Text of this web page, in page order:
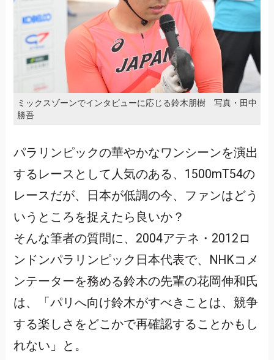
ミックスゾーンでインタビューに応じる鈴木朋樹 写真・田中
勝吾
パラリンピックの華やかなワンシーンを演出
するレースとして人気のある、1500mT54の
レースだが、日本が低調の今、ファンはどう
いうところを捉えたら良いか？
そんな筆者の質問に、2004アテネ・2012ロ
ンドンパラリンピック日本代表で、NHKコメ
ンテーターを務める鈴木の先輩の花岡伸和氏
は、「パリへ向け鈴木がすべきことは、競争
する楽しさをどこかで再確認することかもし
れない」と。